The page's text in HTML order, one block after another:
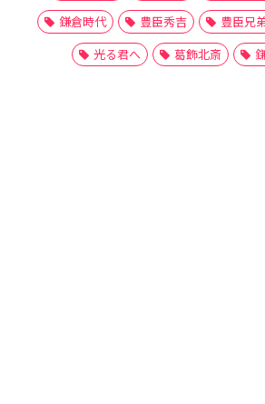
鎌倉時代
豊臣秀吉 豊臣兄
光る君へ
葛飾北斎